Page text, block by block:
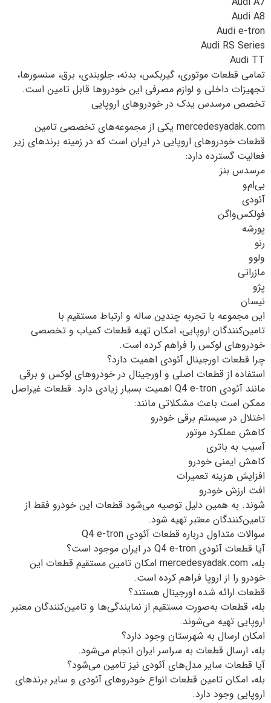
Audi A8
Audi e-tron
Audi RS Series
Audi TT
تمامی قطعات موتوری، گیربکس، بدنه، جلوبندی، برق، سنسورها،
تجهیزات داخلی و لوازم مصرفی این خودروها قابل تامین است.
تخصص مرسدس یدک در خودروهای اروپایی
mercedesyadak.com⁠ یکی از مجموعه‌های تخصصی تامین
قطعات خودروهای اروپایی در ایران است که در زمینه برندهای زیر
فعالیت گسترده دارد:
مرسدس بنز
بی‌ام‌و
آئودی
فولکس‌واگن
پورشه
رنو
ولوو
مازراتی
پژو
نیسان
این مجموعه با تجربه چندین ساله و ارتباط مستقیم با
تامین‌کنندگان اروپایی، امکان تهیه قطعات کمیاب و تخصصی
خودروهای لوکس را فراهم کرده است.
چرا قطعات اورجینال آئودی اهمیت دارد؟
استفاده از قطعات اصلی و اورجینال در خودروهای لوکس و برقی
مانند آئودی Q4 e-tron اهمیت بسیار زیادی دارد. قطعات غیراصل
ممکن است باعث مشکلاتی مانند:
اختلال در سیستم برقی خودرو
کاهش عملکرد موتور
آسیب به باتری
کاهش ایمنی خودرو
افزایش هزینه تعمیرات
افت ارزش خودرو
شوند. به همین دلیل توصیه می‌شود قطعات این خودرو فقط از
تامین‌کنندگان معتبر تهیه شود.
سوالات متداول درباره قطعات آئودی Q4 e-tron
آیا قطعات آئودی Q4 e-tron در ایران موجود است؟
بله، mercedesyadak.com⁠ امکان تامین مستقیم قطعات این
خودرو را از اروپا فراهم کرده است.
قطعات ارائه شده اورجینال هستند؟
بله، قطعات به‌صورت مستقیم از نمایندگی‌ها و تامین‌کنندگان معتبر
اروپایی تهیه می‌شوند.
امکان ارسال به شهرستان وجود دارد؟
بله، ارسال قطعات به سراسر ایران انجام می‌شود.
آیا قطعات سایر مدل‌های آئودی نیز تامین می‌شود؟
بله، امکان تامین قطعات انواع خودروهای آئودی و سایر برندهای
اروپایی وجود دارد.